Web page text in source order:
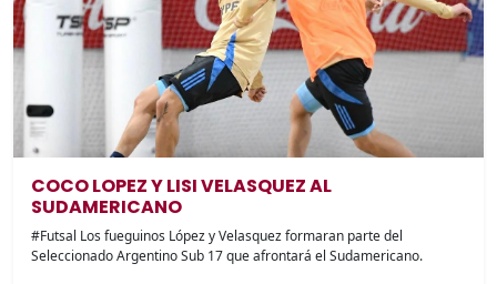
COCO LOPEZ Y LISI VELASQUEZ AL
SUDAMERICANO
#Futsal Los fueguinos López y Velasquez formaran parte del
Seleccionado Argentino Sub 17 que afrontará el Sudamericano.